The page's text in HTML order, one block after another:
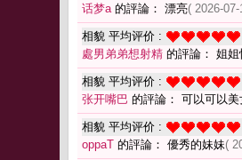
话梦a的評論： 漂亮( 2026-
相貌 平均评价 :
處男弟弟想射精 的評論： 姐姐
相貌 平均评价 :
张开嘴巴 的評論： 可以可以
相貌 平均评价 :
oppaT 的評論： 優秀的妹妹(